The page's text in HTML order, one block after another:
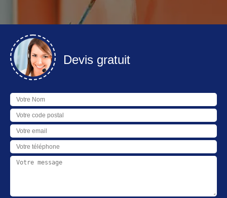
Devis gratuit